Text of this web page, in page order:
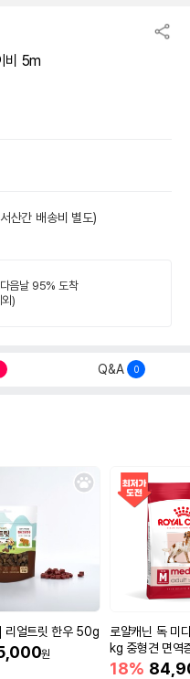
비 5m
산간 배송비 별도)
다음날 95% 도착
)
Q&A 0
리얼트릿 한우 50g
원
로얄캐닌 독 미
kg 중형견 면역
18%